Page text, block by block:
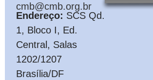
cmb@cmb.org.br
Endereço: SCS Qd.
1, Bloco I, Ed.
Central, Salas
1202/1207
Brasília/DF